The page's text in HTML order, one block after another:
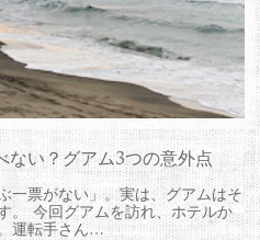
ない？グアム3つの意外点
一票がない」。実は、グアムはそ
。 今回グアムを訪れ、ホテルか
運転手さん…